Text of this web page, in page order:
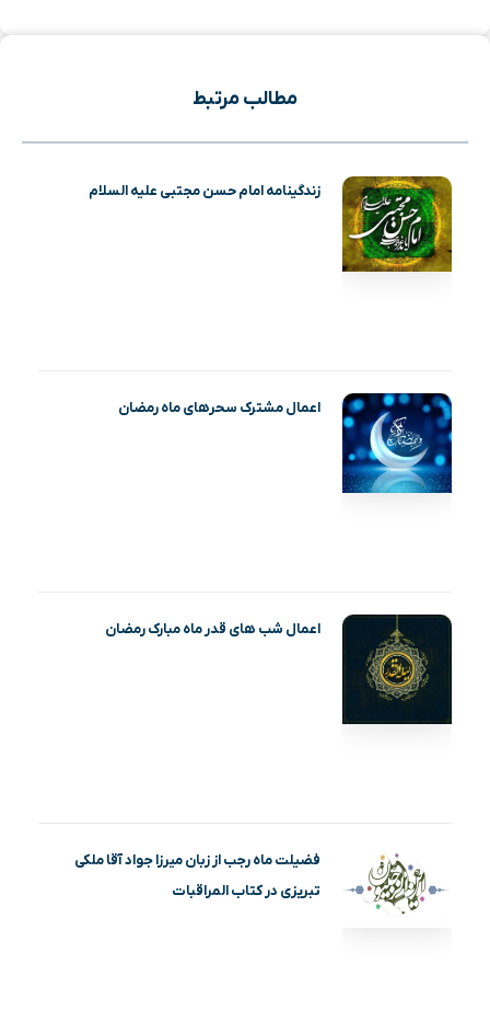
مطالب مرتبط
زندگینامه امام حسن مجتبی علیه السلام
اعمال مشترک سحرهای ماه رمضان
اعمال شب های قدر ماه مبارک رمضان
فضیلت ماه رجب از زبان میرزا جواد آقا ملکی
تبریزی در کتاب المراقبات